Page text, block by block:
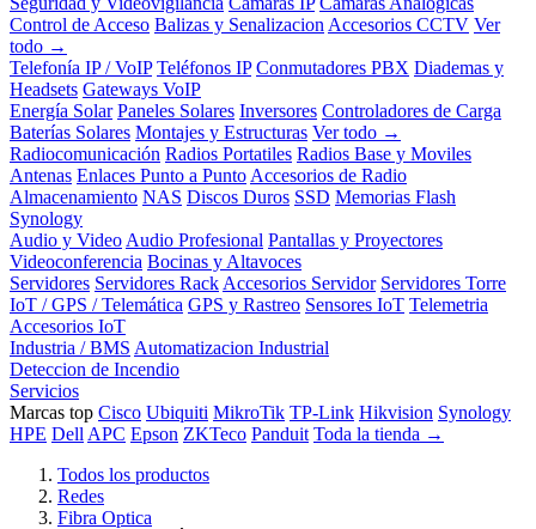
Control de Acceso Balizas y Senalizacion Accesorios CCTV Ver
todo →
Telefonía IP / VoIP Teléfonos IP Conmutadores PBX Diademas y
Headsets Gateways VoIP
Energía Solar Paneles Solares Inversores Controladores de Carga
Baterías Solares Montajes y Estructuras Ver todo →
Radiocomunicación Radios Portatiles Radios Base y Moviles
Antenas Enlaces Punto a Punto Accesorios de Radio
Almacenamiento NAS Discos Duros SSD Memorias Flash
Synology
Audio y Video Audio Profesional Pantallas y Proyectores
Videoconferencia Bocinas y Altavoces
Servidores Servidores Rack Accesorios Servidor Servidores Torre
IoT / GPS / Telemática GPS y Rastreo Sensores IoT Telemetria
Accesorios IoT
Industria / BMS Automatizacion Industrial
Deteccion de Incendio
Servicios
Marcas top Cisco Ubiquiti MikroTik TP-Link Hikvision Synology
HPE Dell APC Epson ZKTeco Panduit Toda la tienda →
Todos los productos
Redes
Fibra Optica